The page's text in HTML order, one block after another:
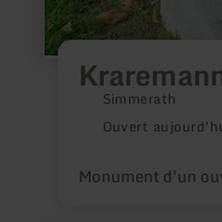
Simmerath
Ouvert
Monument d'un